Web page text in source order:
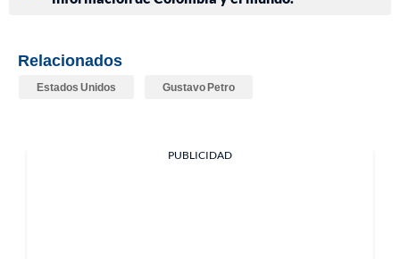
Relacionados
Estados Unidos Gustavo Petro
PUBLICIDAD